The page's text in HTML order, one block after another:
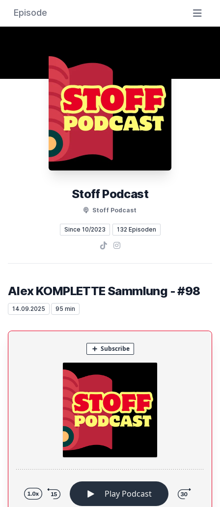
Episode
Stoff Podcast
Stoff Podcast
Since 10/2023 132 Episoden
TikTokInstagram
Alex KOMPLETTE Sammlung - #98
14.09.2025 95 min